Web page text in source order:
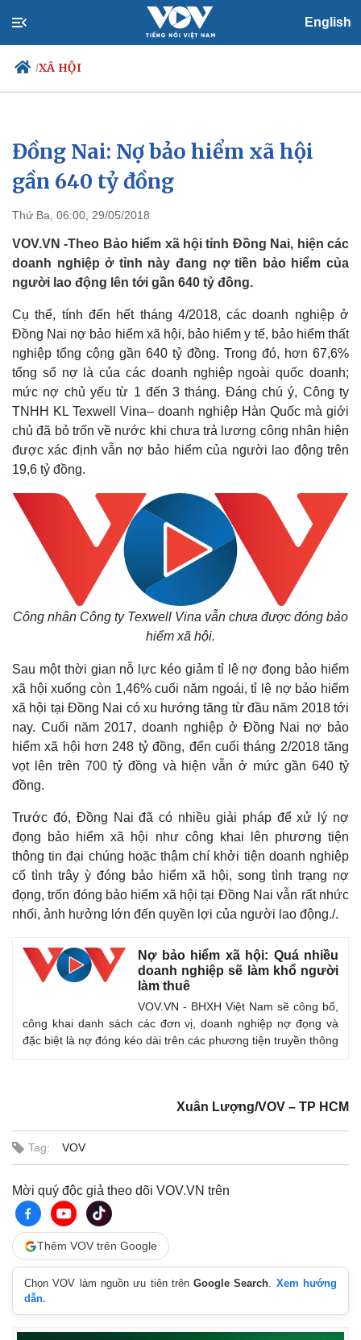
English
/XÃ HỘI
Chính trị
Đảng
Tổ chức nhân sự
Nhận diện sự thật
Xã hội
Việc làm
Biển đảo
Thế giới
Quan sát
Multimedia
Video
Đồng Nai: Nợ bảo hiểm xã hội
gần 640 tỷ đồng
Thứ Ba, 06:00, 29/05/2018
VOV.VN -Theo Bảo hiểm xã hội tỉnh Đồng Nai, hiện các
doanh nghiệp ở tỉnh này đang nợ tiền bảo hiểm của
người lao động lên tới gần 640 tỷ đồng.
Cụ thể, tính đến hết tháng 4/2018, các doanh nghiệp ở
Đồng Nai nợ bảo hiểm xã hội, bảo hiểm y tế, bảo hiểm thất
nghiệp tổng cộng gần 640 tỷ đồng. Trong đó, hơn 67,6%
tổng số nợ là của các doanh nghiệp ngoài quốc doanh;
mức nợ chủ yếu từ 1 đến 3 tháng. Đáng chú ý, Công ty
TNHH KL Texwell Vina– doanh nghiệp Hàn Quốc mà giới
chủ đã bỏ trốn về nước khi chưa trả lương công nhân hiện
được xác định vẫn nợ bảo hiểm của người lao động trên
19,6 tỷ đồng.
Công nhân Công ty Texwell Vina vẫn chưa được đóng bảo
hiểm xã hội.
Sau một thời gian nỗ lực kéo giảm tỉ lệ nợ đọng bảo hiểm
xã hội xuống còn 1,46% cuối năm ngoái, tỉ lệ nợ bảo hiểm
xã hội tại Đồng Nai có xu hướng tăng từ đầu năm 2018 tới
nay. Cuối năm 2017, doanh nghiệp ở Đồng Nai nợ bảo
hiểm xã hội hơn 248 tỷ đồng, đến cuối tháng 2/2018 tăng
vọt lên trên 700 tỷ đồng và hiện vẫn ở mức gần 640 tỷ
đồng.
Trước đó, Đồng Nai đã có nhiều giải pháp để xử lý nợ
đọng bảo hiểm xã hội như công khai lên phương tiện
thông tin đại chúng hoặc thậm chí khởi tiện doanh nghiệp
cố tình trây ỳ đóng bảo hiểm xã hội, song tình trạng nợ
đọng, trốn đóng bảo hiểm xã hội tại Đồng Nai vẫn rất nhức
nhối, ảnh hưởng lớn đến quyền lợi của người lao động./.
Nợ bảo hiểm xã hội: Quá nhiều
doanh nghiệp sẽ làm khổ người
làm thuê
VOV.VN - BHXH Việt Nam sẽ công bố,
công khai danh sách các đơn vị, doanh nghiệp nợ đọng và
đặc biệt là nợ đóng kéo dài trên các phương tiện truyền thông
Xuân Lượng/VOV – TP HCM
Tag: VOV
Mời quý độc giả theo dõi VOV.VN trên
Thêm VOV trên Google
Chọn VOV làm nguồn ưu tiên trênGoogle Search. Xem hướng
dẫn.